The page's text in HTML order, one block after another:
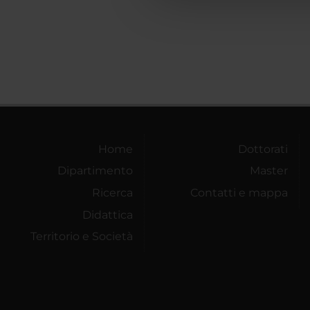
Home
Dipartimento
Ricerca
Didattica
Territorio e Società
Dottorati
Master
Contatti e mappa